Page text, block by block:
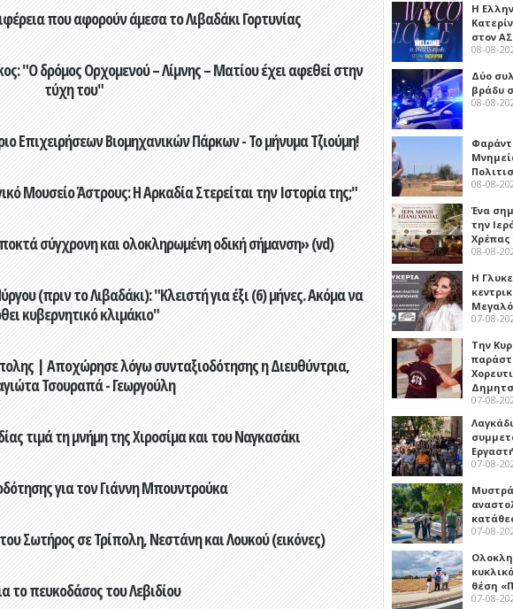
που αφορούν άμεσα το Λιβαδάκι Γορτυνίας
"Ο δρόμος Ορχομενού – Λίμνης – Ματίου έχει αφεθεί στην
τύχη του"
Επιχειρήσεων Βιομηχανικών Πάρκων - Το μήνυμα Τζιούμη!
Μουσείο Άστρους: Η Αρκαδία Στερείται την Ιστορία της;"
σύγχρονη και ολοκληρωμένη οδική σήμανση» (vd)
(πριν το Λιβαδάκι): "Κλειστή για έξι (6) μήνες. Ακόμα να
κυβερνητικό κλιμάκιο"
| Αποχώρησε λόγω συνταξιοδότησης η Διευθύντρια,
Τσουραπά - Γεωργούλη
τιμά τη μνήμη της Χιροσίμα και του Ναγκασάκι
για τον Γιάννη Μπουντρούκα
Σωτήρος σε Τρίπολη, Νεστάνη και Λουκού (εικόνες)
το πευκοδάσος του Λεβιδίου
Η
στον
08-08-
Δύο
βράδυ
08-08-
08-08-
Ένα
την
Χρέπας
08-08-
Η
07-08-
Την
07-08-
07-08-
07-08-
θέση
07-08-